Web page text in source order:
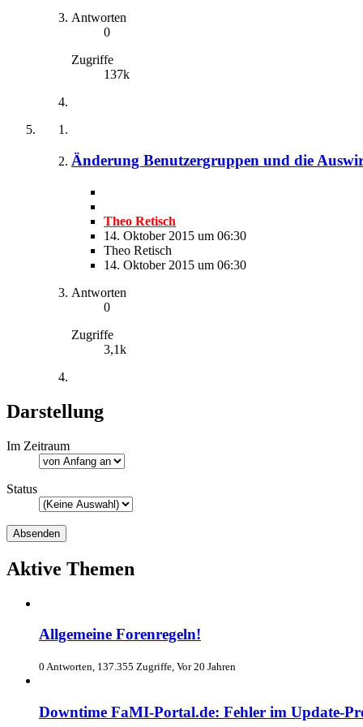
Antworten
0
Zugriffe
137k
Änderung Benutzergruppen und die
Theo Retisch
14. Oktober 2015 um 06:30
Theo Retisch
14. Oktober 2015 um 06:30
Antworten
0
Zugriffe
3,1k
Darstellung
Im Zeitraum
Status
Aktive Themen
Allgemeine Forenregeln!
0 Antworten, 137.355 Zugriffe, Vor 20 Jahren
Downtime FaMI-Portal.de: Fehler im Update-